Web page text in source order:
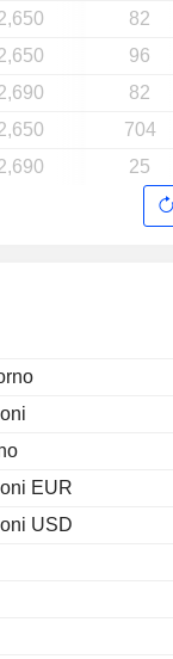
EUR
USD
82
96
82
704
25